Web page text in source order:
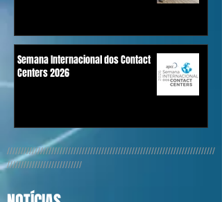
Semana Internacional dos Contact
Centers 2026
///////////////////////////////////////////////////////////////////////////
///////////////////////////